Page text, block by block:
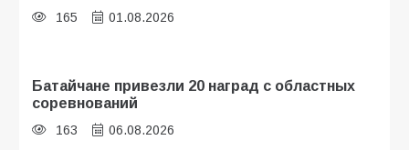
165 01.08.2026
Батайчане привезли 20 наград с областных
соревнований
163 06.08.2026